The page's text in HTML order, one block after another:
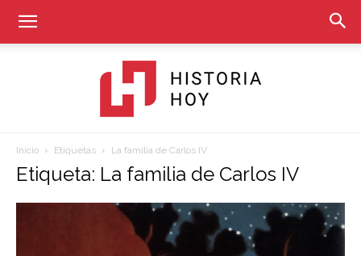
Historia
Hoy
Inicio Etiquetas La familia de Carlos IV
Etiqueta: La familia de Carlos IV